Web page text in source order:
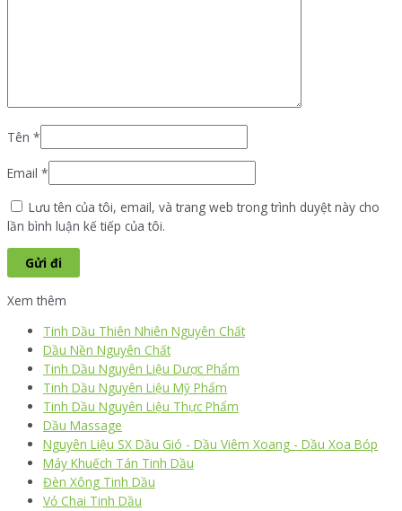
Tên *
Email *
Lưu tên của tôi, email, và trang web trong trình duyệt này cho
lần bình luận kế tiếp của tôi.
Xem thêm
Tinh Dầu Thiên Nhiên Nguyên Chất
Dầu Nền Nguyên Chất
Tinh Dầu Nguyên Liệu Dược Phẩm
Tinh Dầu Nguyên Liệu Mỹ Phẩm
Tinh Dầu Nguyên Liệu Thực Phẩm
Dầu Massage
Nguyên Liệu SX Dầu Gió - Dầu Viêm Xoang - Dầu Xoa Bóp
Máy Khuếch Tán Tinh Dầu
Đèn Xông Tinh Dầu
Vỏ Chai Tinh Dầu